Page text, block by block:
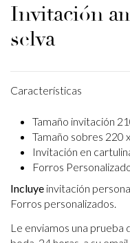
Invitación
selva
Características
Tamaño invitación
Tamaño sobres 220
Invitación en
Forros
Incluye invitación
Forros personalizados.
Le enviamos una prueba